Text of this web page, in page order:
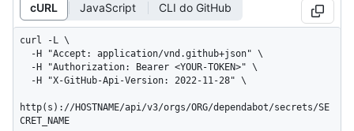
cURL JavaScript CLI do GitHub
curl -L \
http(s)://HOSTNAME/api/v3/orgs/ORG/dependabot/secrets/SE
CRET_NAME